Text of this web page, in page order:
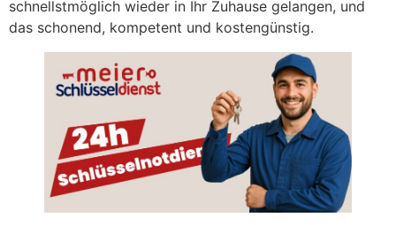
schnellstmöglich wieder in Ihr Zuhause gelangen, und
das schonend, kompetent und kostengünstig.